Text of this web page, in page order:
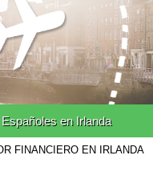
Españoles en Irlanda
FINANCIERO EN IRLANDA